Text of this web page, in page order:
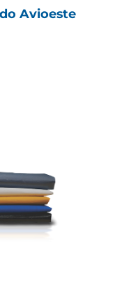
Avioeste